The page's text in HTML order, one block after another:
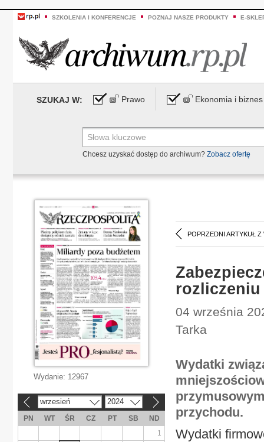
SZKOLENIA I KONFERENCJE POZNAJ NASZE PRODUKTY E-
SZUKAJ W: Prawo Ekonomia i biznes
Chcesz uzyskać dostęp do archiwum? Zobacz ofertę
POPRZEDNI ARTYKUŁ Z
rozliczeniu
04 września
Tarka
Wydatki
przychodu.
Wydatki
Wydanie: 12967
wrzesień 2024
PN WT ŚR CZ PT SB
ND
1